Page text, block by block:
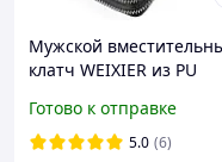
Мужской
клатч WEIXIER из PU
кошелек портмоне из
кожи Чёрный
Готово к отправке
5.0 (6)